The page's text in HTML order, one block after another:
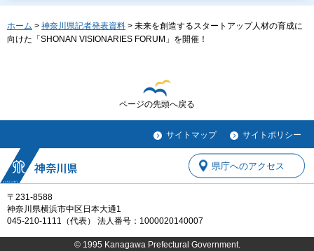
ホーム > 神奈川県記者発表資料 > 未来を創造するスタートアップ人材の育成に
向けた「SHONAN VISIONARIES FORUM」を開催！
ページの先頭へ戻る
サイトマップ サイトポリシー
〒231-8588
神奈川県横浜市中区日本大通1
045-210-1111（代表） 法人番号：1000020140007
県庁へのアクセス
© 1995 Kanagawa Prefectural Government.